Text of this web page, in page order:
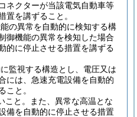
ネクターが当該電気自動車等
置を講ずること。
の異常を自動的に検知する構
御機能の異常を検知した場合
的に停止させる措置を講ずる
監視する構造とし、電圧又は
には、急速充電設備を自動的
こと。
と。
また、異常な高温とな
備を自動的に停止させる措置